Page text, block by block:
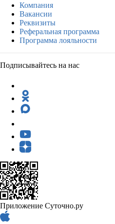
Компания
Вакансии
Реквизиты
Реферальная программа
Программа лояльности
Подписывайтесь на нас
Приложение Суточно.ру